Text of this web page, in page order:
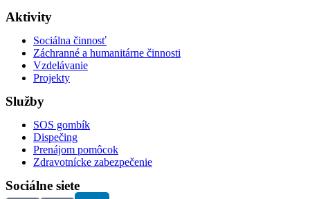
Aktivity
Sociálna činnosť
Záchranné a humanitárne činnosti
Vzdelávanie
Projekty
Služby
SOS gombík
Dispečing
Prenájom pomôcok
Zdravotnícke zabezpečenie
Sociálne siete